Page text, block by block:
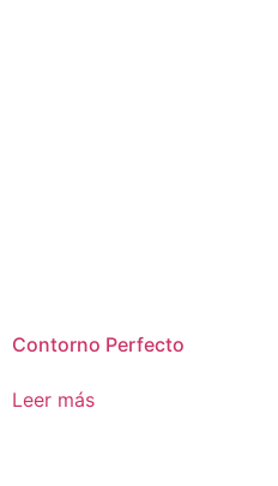
Contorno Perfecto
Leer más